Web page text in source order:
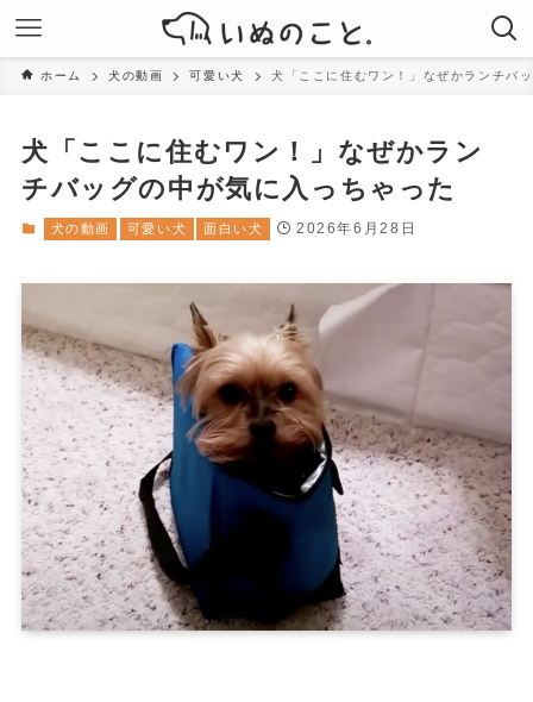
ホーム 犬の動画 可愛い犬 犬「ここに住むワン！」なぜかランチバ
犬「ここに住むワン！」なぜかラン
チバッグの中が気に入っちゃった
犬の動画 可愛い犬 面白い犬 2026年6月28日